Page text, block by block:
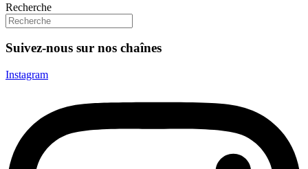
Recherche
Suivez-nous sur nos chaînes
Instagram